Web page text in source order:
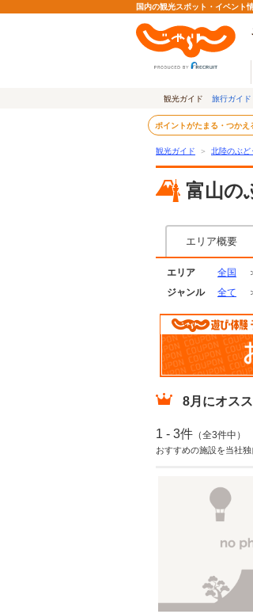
国内の観光スポット・イベント
観光ガイド 旅行ガイド
ポイントがたまる・つかえ
観光ガイド ＞ 北陸のぶど
富山の
エリア概要
エリア 全国
ジャンル
全て
8月 にオス
1 - 3件 （全3件中）
おすすめの施設を当社